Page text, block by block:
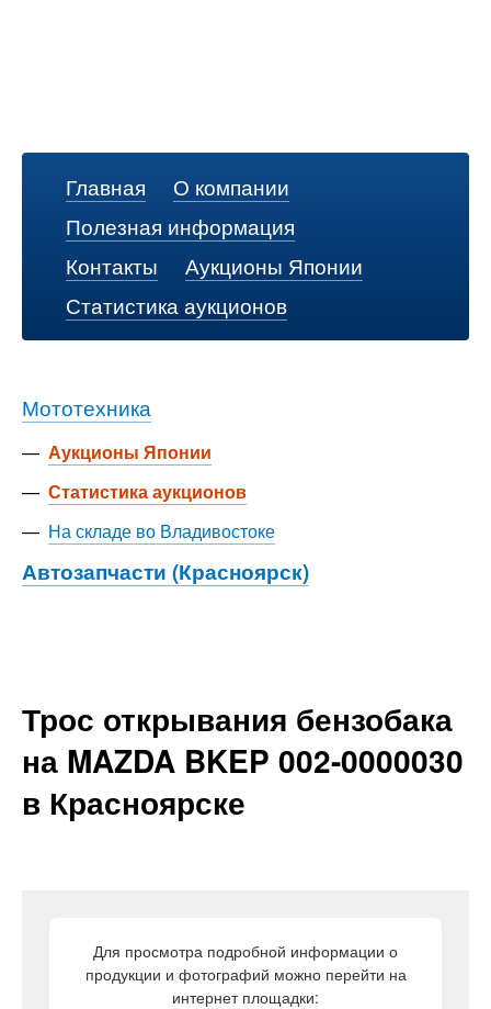
Главная
О компании
Полезная информация
Контакты
Аукционы Японии
Статистика аукционов
Мототехника
— Аукционы Японии
— Статистика аукционов
— На складе во Владивостоке
Автозапчасти (Красноярск)
Трос открывания бензобака
на MAZDA BKEP 002-0000030
в Красноярске
Для просмотра подробной информации о
продукции и фотографий можно перейти на
интернет площадки: